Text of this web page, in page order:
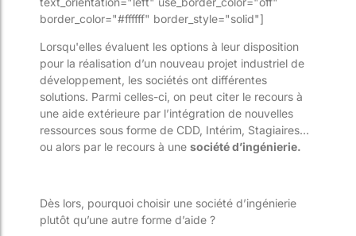
border_color="#ffffff" border_style="solid"]
Lorsqu'elles évaluent les options à leur disposition
pour la réalisation d’un nouveau projet industriel de
développement, les sociétés ont différentes
solutions. Parmi celles-ci, on peut citer le recours à
une aide extérieure par l’intégration de nouvelles
ressources sous forme de CDD, Intérim, Stagiaires…
ou alors par le recours à une société d’ingénierie.
Dès lors, pourquoi choisir une société d’ingénierie
plutôt qu’une autre forme d’aide ?